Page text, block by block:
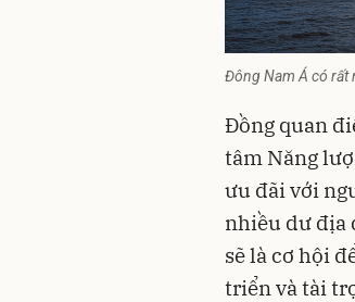
Đông Nam Á có rất
Đồng quan
tâm Năng
ưu đãi với
nhiều dư địa
sẽ là cơ hội
triển và tài